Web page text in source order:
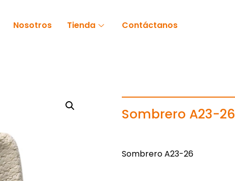
Nosotros Tienda Contáctanos
Sombrero A23-26
Sombrero A23-26